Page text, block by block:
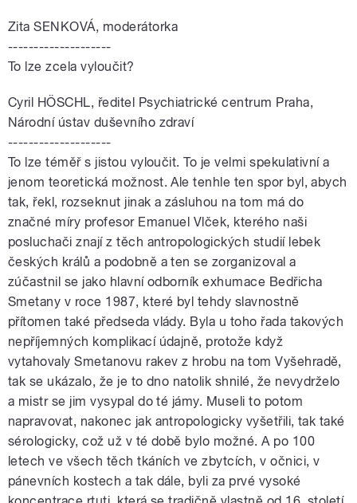
Zita SENKOVÁ, moderátorka
--------------------
To lze zcela vyloučit?
Cyril HÖSCHL, ředitel Psychiatrické centrum Praha,
Národní ústav duševního zdraví
--------------------
To lze téměř s jistou vyloučit. To je velmi spekulativní a
jenom teoretická možnost. Ale tenhle ten spor byl, abych
tak, řekl, rozseknut jinak a zásluhou na tom má do
značné míry profesor Emanuel Vlček, kterého naši
posluchači znají z těch antropologických studií lebek
českých králů a podobně a ten se zorganizoval a
zúčastnil se jako hlavní odborník exhumace Bedřicha
Smetany v roce 1987, které byl tehdy slavnostně
přítomen také předseda vlády. Byla u toho řada takových
nepříjemných komplikací údajně, protože když
vytahovaly Smetanovu rakev z hrobu na tom Vyšehradě,
tak se ukázalo, že je to dno natolik shnilé, že nevydrželo
a mistr se jim vysypal do té jámy. Museli to potom
napravovat, nakonec jak antropologicky vyšetřili, tak také
sérologicky, což už v té době bylo možné. A po 100
letech ve všech těch tkáních ve zbytcích, v očnici, v
pánevních kostech a tak dále, byli za prvé vysoké